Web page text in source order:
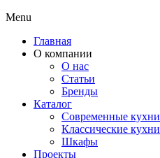
Menu
Главная
О компании
О нас
Статьи
Бренды
Каталог
Современные кухни
Классические кухни
Шкафы
Проекты